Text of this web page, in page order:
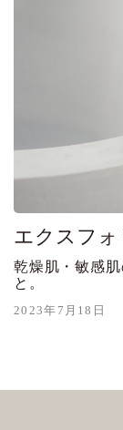
エクスフ
乾燥肌・敏感
と。
2023年7月18日